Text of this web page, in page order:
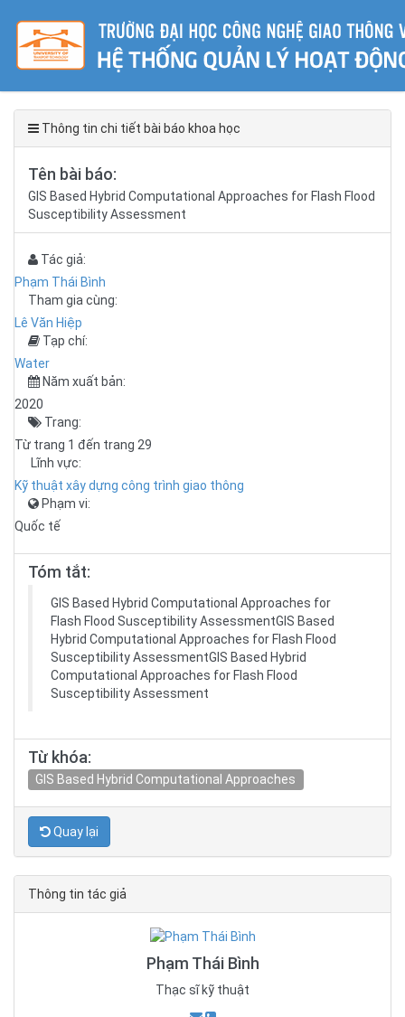
Thông tin chi tiết bài báo khoa học
Tên bài báo:
GIS Based Hybrid Computational Approaches for Flash Flood
Susceptibility Assessment
Tác giả:
Phạm Thái Bình
Tham gia cùng:
Lê Văn Hiệp
Tạp chí:
Water
Năm xuất bản:
2020
Trang:
Từ trang 1 đến trang 29
Lĩnh vực:
Kỹ thuật xây dựng công trình giao thông
Phạm vi:
Quốc tế
Tóm tắt:
GIS Based Hybrid Computational Approaches for
Flash Flood Susceptibility AssessmentGIS Based
Hybrid Computational Approaches for Flash Flood
Susceptibility AssessmentGIS Based Hybrid
Computational Approaches for Flash Flood
Susceptibility Assessment
Từ khóa:
GIS Based Hybrid Computational Approaches
Quay lại
Thông tin tác giả
Phạm Thái Bình
Thạc sĩ kỹ thuật